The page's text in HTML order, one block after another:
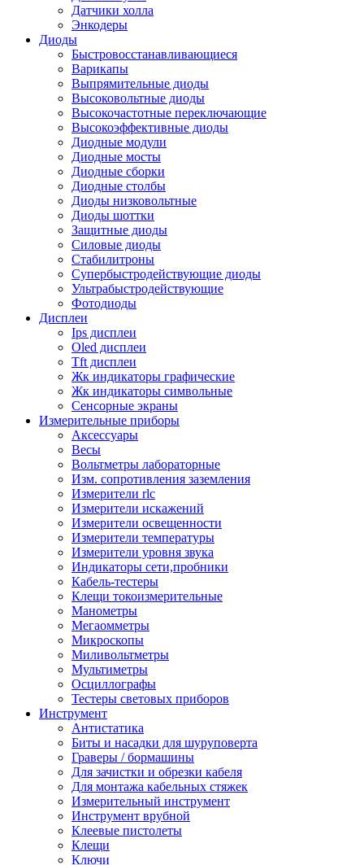
Датчики холла
Энкодеры
Диоды
Быстровосстанавливающиеся
Варикапы
Выпрямительные диоды
Высоковольтные диоды
Высокочастотные переключающие
Высокоэффективные диоды
Диодные модули
Диодные мосты
Диодные сборки
Диодные столбы
Диоды низковольтные
Диоды шоттки
Защитные диоды
Силовые диоды
Стабилитроны
Супербыстродействующие диоды
Ультрабыстродействующие
Фотодиоды
Дисплеи
Ips дисплеи
Oled дисплеи
Tft дисплеи
Жк индикаторы графические
Жк индикаторы символьные
Сенсорные экраны
Измерительные приборы
Аксессуары
Весы
Вольтметры лабораторные
Изм. сопротивления заземления
Измерители rlc
Измерители искажений
Измерители освещенности
Измерители температуры
Измерители уровня звука
Индикаторы сети,пробники
Кабель-тестеры
Клещи токоизмерительные
Манометры
Мегаомметры
Микроскопы
Миливольтметры
Мультиметры
Осциллографы
Тестеры световых приборов
Инструмент
Антистатика
Биты и насадки для шуруповерта
Граверы / бормашины
Для зачистки и обрезки кабеля
Для монтажа кабельных стяжек
Измерительный инструмент
Инструмент врубной
Клеевые пистолеты
Клещи
Ключи